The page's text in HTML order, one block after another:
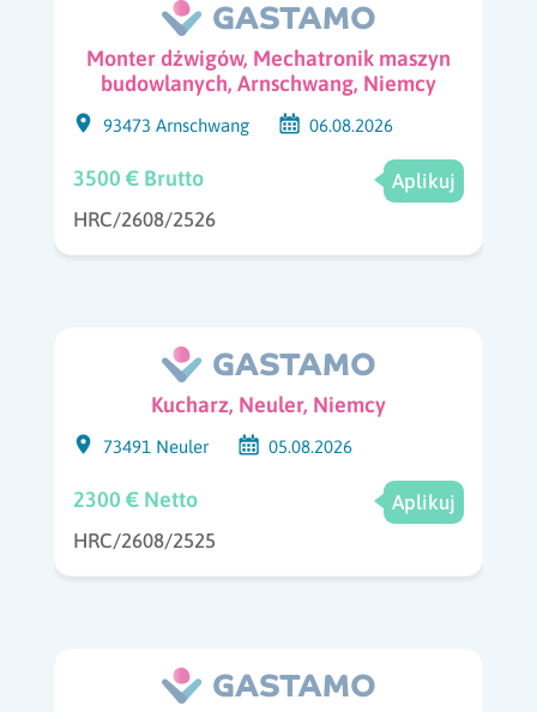
Monter dźwigów, Mechatronik maszyn
budowlanych, Arnschwang, Niemcy
93473 Arnschwang 06.08.2026
3500 € Brutto
Aplikuj
HRC/2608/2526
Kucharz, Neuler, Niemcy
73491 Neuler 05.08.2026
2300 € Netto
Aplikuj
HRC/2608/2525